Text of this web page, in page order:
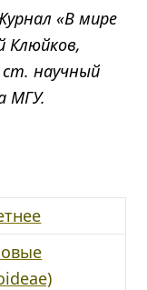
«В мире
Клюйков,
ст. научный
МГУ.